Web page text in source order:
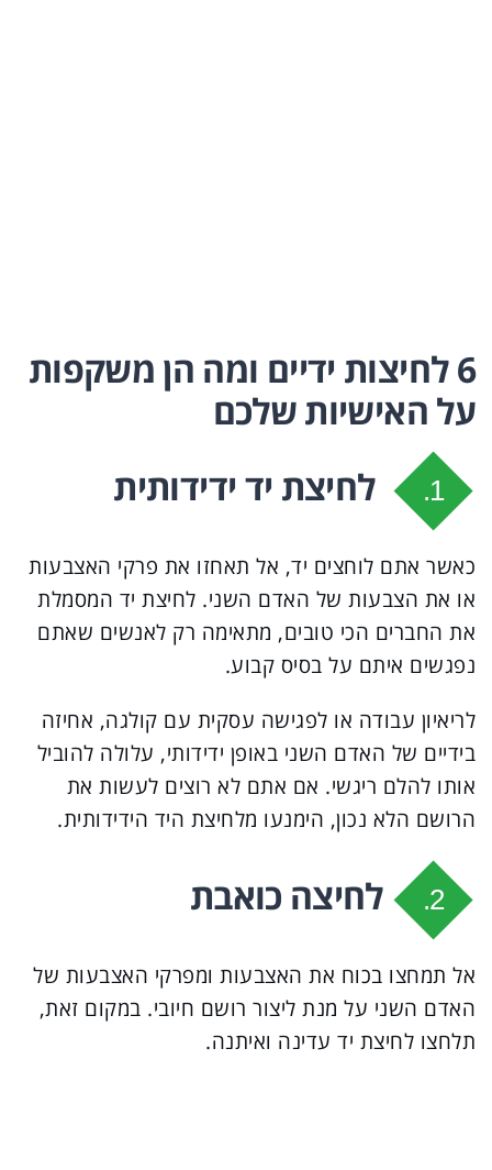
6 לחיצות ידיים ומה הן משקפות
על האישיות שלכם
1. לחיצת יד ידידותית
כאשר אתם לוחצים יד, אל תאחזו את פרקי האצבעות
או את הצבעות של האדם השני. לחיצת יד המסמלת
את החברים הכי טובים, מתאימה רק לאנשים שאתם
נפגשים איתם על בסיס קבוע.
לריאיון עבודה או לפגישה עסקית עם קולגה, אחיזה
בידיים של האדם השני באופן ידידותי, עלולה להוביל
אותו להלם ריגשי. אם אתם לא רוצים לעשות את
הרושם הלא נכון, הימנעו מלחיצת היד הידידותית.
2. לחיצה כואבת
אל תמחצו בכוח את האצבעות ומפרקי האצבעות של
האדם השני על מנת ליצור רושם חיובי. במקום זאת,
תלחצו לחיצת יד עדינה ואיתנה.